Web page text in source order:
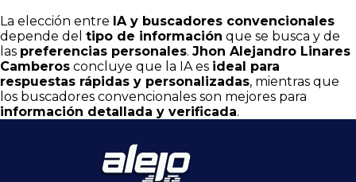
La elección entre IA y buscadores convencionales
depende del tipo de información que se busca y de
las preferencias personales. Jhon Alejandro Linares
Camberos concluye que la IA es ideal para
respuestas rápidas y personalizadas, mientras que
los buscadores convencionales son mejores para
información detallada y verificada.